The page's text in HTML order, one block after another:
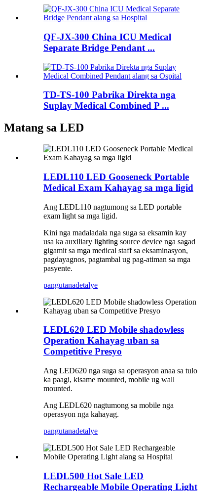
QF-JX-300 China ICU Medical
Separate Bridge Pendant ...
TD-TS-100 Pabrika Direkta nga
Suplay Medical Combined P ...
Matang sa LED
LEDL110 LED Gooseneck Portable
Medical Exam Kahayag sa mga ligid
Ang LEDL110 nagtumong sa LED portable
exam light sa mga ligid.
Kini nga madaladala nga suga sa eksamin kay
usa ka auxiliary lighting source device nga sagad
gigamit sa mga medical staff sa eksaminasyon,
pagdayagnos, pagtambal ug pag-atiman sa mga
pasyente.
pangutanadetalye
LEDL620 LED Mobile shadowless
Operation Kahayag uban sa
Competitive Presyo
Ang LED620 nga suga sa operasyon anaa sa tulo
ka paagi, kisame mounted, mobile ug wall
mounted.
Ang LEDL620 nagtumong sa mobile nga
operasyon nga kahayag.
pangutanadetalye
LEDL500 Hot Sale LED
Rechargeable Mobile Operating Light